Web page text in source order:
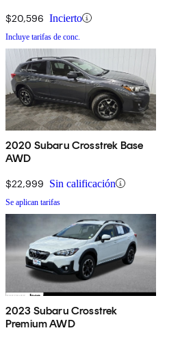
$20,596 Incierto
Incluye tarifas de conc.
2020 Subaru Crosstrek Base
AWD
$22,999 Sin calificación
Se aplican tarifas
2023 Subaru Crosstrek
Premium AWD